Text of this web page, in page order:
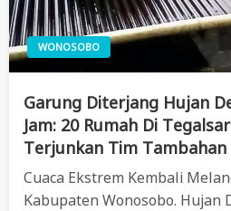
WONOSOBO
Garung Diterjang Hujan
Jam: 20 Rumah Di
Terjunkan Tim Tambahan
Cuaca Ekstrem Kembali
Kabupaten Wonosobo. Hujan